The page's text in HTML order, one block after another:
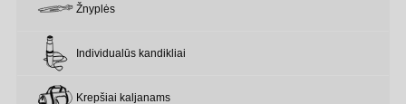
Žnyplės
Individualūs kandikliai
Krepšiai kaljanams